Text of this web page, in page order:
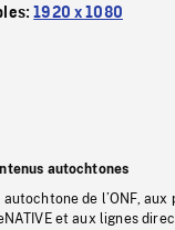
1920 x 1080
autochtones
de l’ONF, aux
et aux lignes